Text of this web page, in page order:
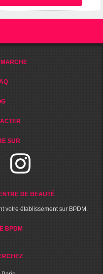
SUR
DE BEAUTÉ
votre établissement sur BPDM.
BPDM